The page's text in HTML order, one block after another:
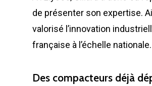
de présenter son expertise.
valorisé l’innovation
française à l’échelle nationale.
Des compacteurs déjàZ.A.,